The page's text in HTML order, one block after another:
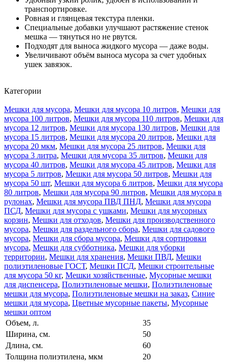
транспортировке.
Ровная и глянцевая текстура пленки.
Специальные добавки улучшают растяжение стенок
мешка — тянуться но не рвутся.
Подходят для выноса жидкого мусора — даже воды.
Увеличивают объём выноса мусора за счет удобных
ушек завязок.
Категории
Мешки для мусора, Мешки для мусора 10 литров, Мешки для
мусора 100 литров, Мешки для мусора 110 литров, Мешки для
мусора 12 литров, Мешки для мусора 130 литров, Мешки для
мусора 15 литров, Мешки для мусора 20 литров, Мешки для
мусора 20 мкм, Мешки для мусора 25 литров, Мешки для
мусора 3 литра, Мешки для мусора 35 литров, Мешки для
мусора 40 литров, Мешки для мусора 45 литров, Мешки для
мусора 5 литров, Мешки для мусора 50 литров, Мешки для
мусора 50 шт, Мешки для мусора 6 литров, Мешки для мусора
80 литров, Мешки для мусора 90 литров, Мешки для мусора в
рулонах, Мешки для мусора ПВД ПНД, Мешки для мусора
ПСД, Мешки для мусора с ушками, Мешки для мусорных
корзин, Мешки для отходов, Мешки для производственного
мусора, Мешки для раздельного сбора, Мешки для садового
мусора, Мешки для сбора мусора, Мешки для сортировки
мусора, Мешки для субботника, Мешки для уборки
территории, Мешки для хранения, Мешки ПВД, Мешки
полиэтиленовые ГОСТ, Мешки ПСД, Мешки строительные
для мусора 50 кг, Мешки хозяйственные, Мусорные мешки
для диспенсера, Полиэтиленовые мешки, Полиэтиленовые
мешки для мусора, Полиэтиленовые мешки на заказ, Синие
мешки для мусора, Цветные мусорные пакеты, Мусорные
мешки оптом
Объем, л.
35
Ширина, см.
50
Длина, см.
60
Толщина полиэтилена, мкм
20